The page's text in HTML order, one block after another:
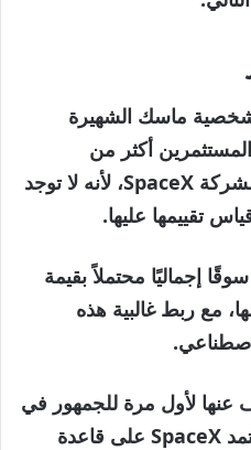
شخصية ماسك الشهيرة
أكثر من
أساسيات الأعمال الأساسية لشركة SpaceX، لأنه لا توجد
تقييمها عليها.
إجماليًا محتملاً بقيمة
مع ربط غالبية هذه
عنها لأول مرة للجمهور في
ملفها التنظيمي S-1، كيف تعتمد SpaceX على قاعدة